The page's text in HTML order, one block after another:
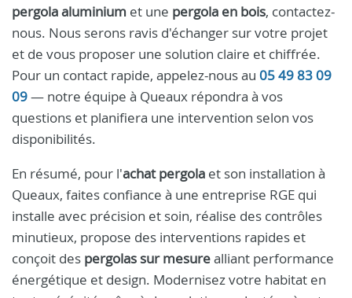
pergola aluminium et une pergola en bois, contactez-
nous. Nous serons ravis d'échanger sur votre projet
et de vous proposer une solution claire et chiffrée.
Pour un contact rapide, appelez-nous au 05 49 83 09
09— notre équipe à Queaux répondra à vos
questions et planifiera une intervention selon vos
disponibilités.
En résumé, pour l'achat pergola et son installation à
Queaux, faites confiance à une entreprise RGE qui
installe avec précision et soin, réalise des contrôles
minutieux, propose des interventions rapides et
conçoit des pergolas sur mesurealliant performance
énergétique et design. Modernisez votre habitat en